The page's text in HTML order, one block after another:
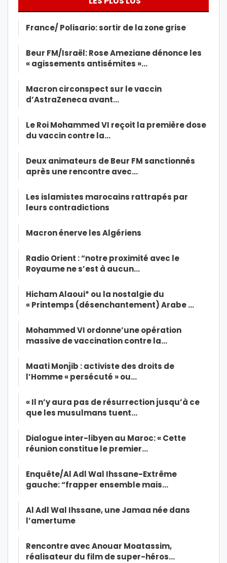
France/ Polisario: sortir de la zone grise
Beur FM/Israël: Rose Ameziane dénonce les
« agissements antisémites »…
Macron circonspect sur le vaccin
d’AstraZeneca avant…
Le Roi Mohammed VI reçoit la première dose
du vaccin contre la…
Deux animateurs de Beur FM sanctionnés
après une rencontre avec…
Les islamistes marocains rattrapés par
leurs contradictions
Macron énerve les Algériens
Radio Orient : “notre proximité avec le
Royaume ne s’est à aucun…
Hicham Alaoui* ou la nostalgie du
« Printemps (désenchantement) Arabe …
Mohammed VI ordonne’une opération
massive de vaccination contre la…
Maati Monjib : activiste des droits de
l’Homme « persécuté » ou…
« Il n’y aura pas de résurrection jusqu’à ce
que les musulmans tuent…
Dialogue inter-libyen au Maroc: « Cette
réunion constitue le premier…
Enquête/Al Adl Wal Ihssane-Extrême
gauche: “frapper ensemble mais…
Al Adl Wal Ihssane, une Jamaa née dans
l’amertume
Rencontre avec Anouar Moatassim,
réalisateur du film de super-héros…